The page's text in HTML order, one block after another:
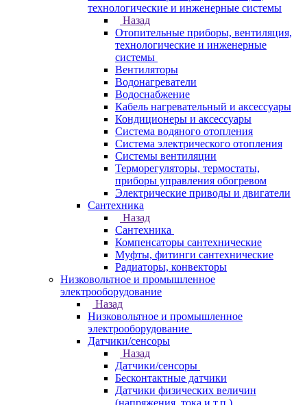
технологические и инженерные системы
Назад
Отопительные приборы, вентиляция,
технологические и инженерные
системы
Вентиляторы
Водонагреватели
Водоснабжение
Кабель нагревательный и аксессуары
Кондиционеры и аксессуары
Система водяного отопления
Система электрического отопления
Системы вентиляции
Терморегуляторы, термостаты,
приборы управления обогревом
Электрические приводы и двигатели
Сантехника
Назад
Сантехника
Компенсаторы сантехнические
Муфты, фитинги сантехнические
Радиаторы, конвекторы
Низковольтное и промышленное
электрооборудование
Назад
Низковольтное и промышленное
электрооборудование
Датчики/сенсоры
Назад
Датчики/сенсоры
Бесконтактные датчики
Датчики физических величин
(напряжения, тока и т.п.)